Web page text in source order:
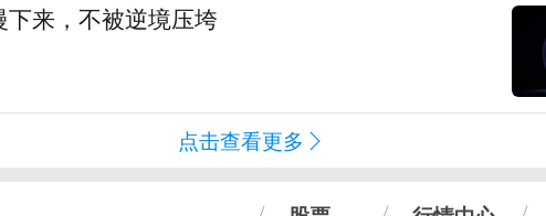
来，不被逆境压垮
点击查看更多